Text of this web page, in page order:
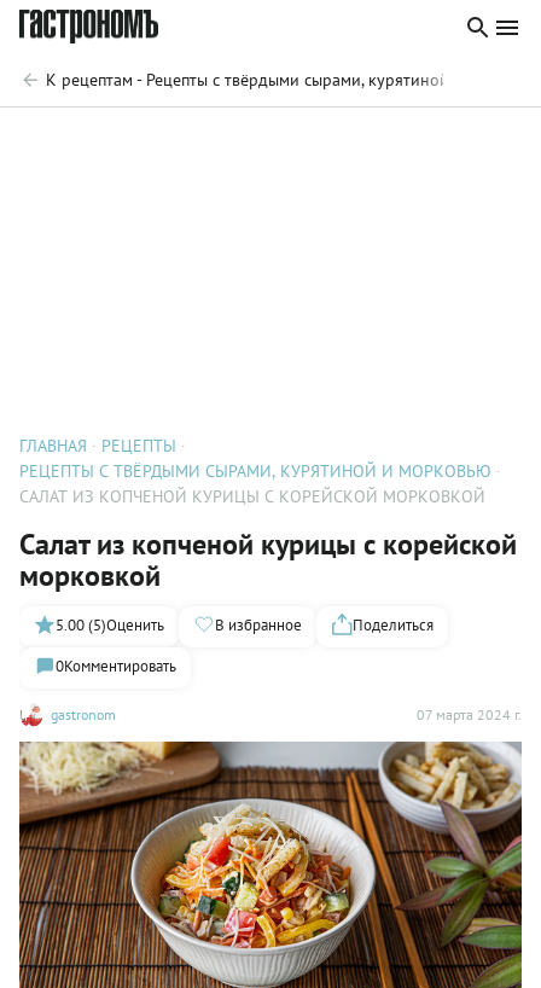
К рецептам - Рецепты с твёрдыми сырами, курятиной и
ГЛАВНАЯ
РЕЦЕПТЫ
РЕЦЕПТЫ С ТВЁРДЫМИ СЫРАМИ, КУРЯТИНОЙ И МОРКОВЬЮ
САЛАТ ИЗ КОПЧЕНОЙ КУРИЦЫ С КОРЕЙСКОЙ МОРКОВКОЙ
Салат из копченой курицы с корейской
морковкой
gastronom 07 марта 2024 г.
5.00 (5)Оценить В избранное
Поделиться
0Комментировать